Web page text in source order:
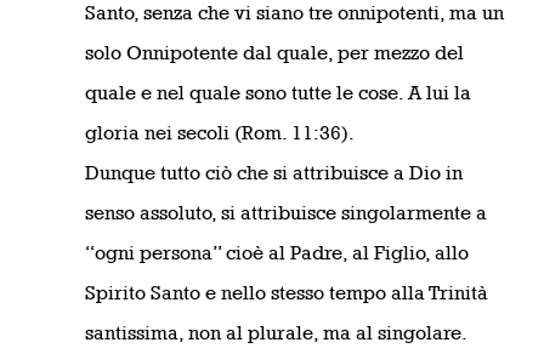
Santo, senza che vi siano tre onnipotenti, ma un
solo Onnipotente dal quale, per mezzo del
quale e nel quale sono tutte le cose. A lui la
gloria nei secoli (Rom. 11:36).
Dunque tutto ciò che si attribuisce a Dio in
senso assoluto, si attribuisce singolarmente a
“ogni persona” cioè al Padre, al Figlio, allo
Spirito Santo e nello stesso tempo alla Trinità
santissima, non al plurale, ma al singolare.